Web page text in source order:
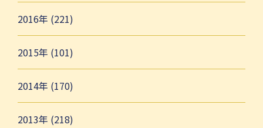
2016年 (221)
2015年 (101)
2014年 (170)
2013年 (218)